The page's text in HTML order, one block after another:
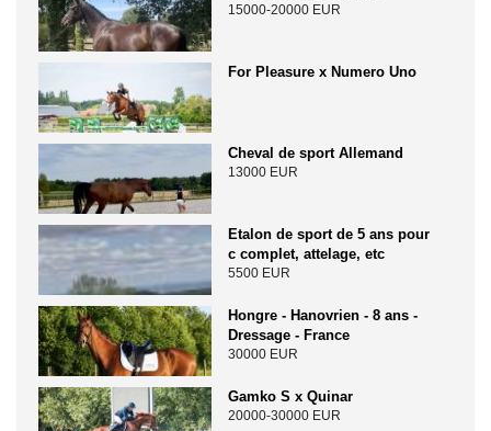
15000-20000 EUR
For Pleasure x Numero Uno
Cheval de sport Allemand
13000 EUR
Etalon de sport de 5 ans pour
c complet, attelage, etc
5500 EUR
Hongre - Hanovrien - 8 ans -
Dressage - France
30000 EUR
Gamko S x Quinar
20000-30000 EUR